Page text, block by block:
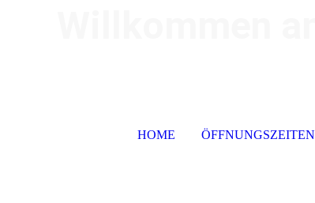
HOME ÖFFNUNGSZEITEN